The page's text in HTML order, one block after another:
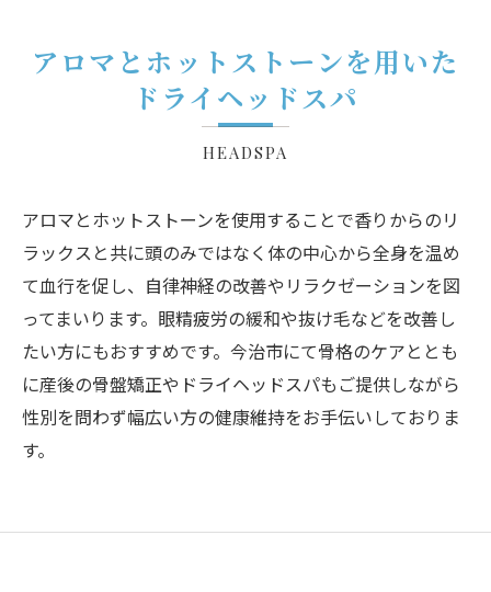
アロマとホットストーンを用いた
ドライヘッドスパ
HEADSPA
アロマとホットストーンを使用することで香りからのリ
ラックスと共に頭のみではなく体の中心から全身を温め
て血行を促し、自律神経の改善やリラクゼーションを図
ってまいります。眼精疲労の緩和や抜け毛などを改善し
たい方にもおすすめです。今治市にて骨格のケアととも
に産後の骨盤矯正やドライヘッドスパもご提供しながら
性別を問わず幅広い方の健康維持をお手伝いしておりま
す。